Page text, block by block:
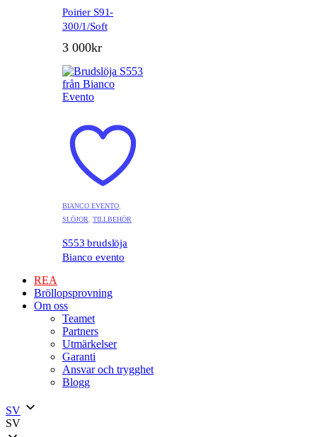
Poirier S91-
300/1/Soft
3 000kr
BIANCO EVENTO,
SLÖJOR, TILLBEHÖR
S553 brudslöja
Bianco evento
REA
Bröllopsprovning
Om oss
Teamet
Partners
Utmärkelser
Garanti
Ansvar och trygghet
Blogg
SV
SV